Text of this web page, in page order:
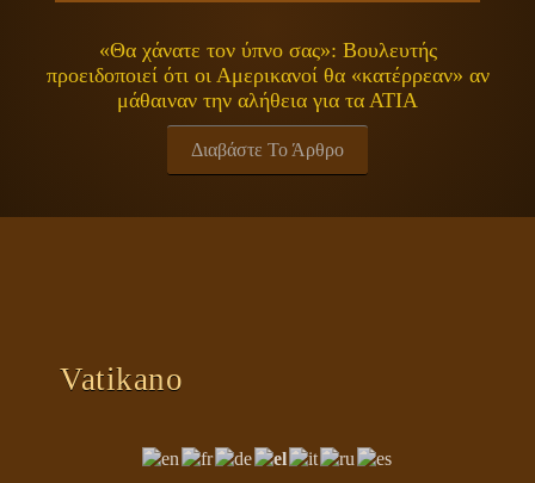
«Θα χάνατε τον ύπνο σας»: Βουλευτής
προειδοποιεί ότι οι Αμερικανοί θα «κατέρρεαν» αν
μάθαιναν την αλήθεια για τα ΑΤΙΑ
Διαβάστε Το Άρθρο
ΠΝΕΥΜΑΤΙΚΟΤΗΤΑ
ΕΚΠΟΜΠΕΣ
ΓΕΝΙΚΑ
ΚΛΕΙΔΙΑ
Vatikano